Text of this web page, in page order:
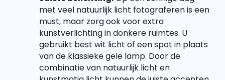
met veel natuurlijk licht fotograferen is een
must, maar zorg ook voor extra
kunstverlichting in donkere ruimtes. U
gebruikt best wit licht of een spot in plaats
van de klassieke gele lamp. Door de
combinatie van natuurlijk licht en